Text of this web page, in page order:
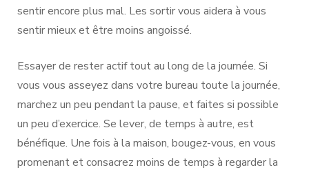
sentir encore plus mal. Les sortir vous aidera à vous
sentir mieux et être moins angoissé.
Essayer de rester actif tout au long de la journée. Si
vous vous asseyez dans votre bureau toute la journée,
marchez un peu pendant la pause, et faites si possible
un peu d’exercice. Se lever, de temps à autre, est
bénéfique. Une fois à la maison, bougez-vous, en vous
promenant et consacrez moins de temps à regarder la